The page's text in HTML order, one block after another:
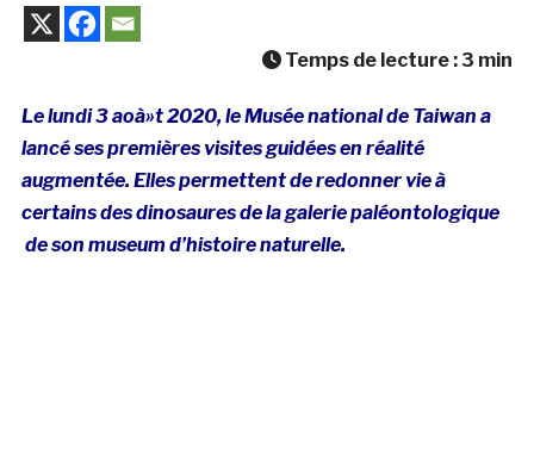
Temps de lecture : 3 min
Le lundi 3 aoà»t 2020, le Musée national de Taiwan a
lancé ses premières visites guidées en réalité
augmentée. Elles permettent de redonner vie à
certains des dinosaures de la galerie paléontologique
de son museum d’histoire naturelle.